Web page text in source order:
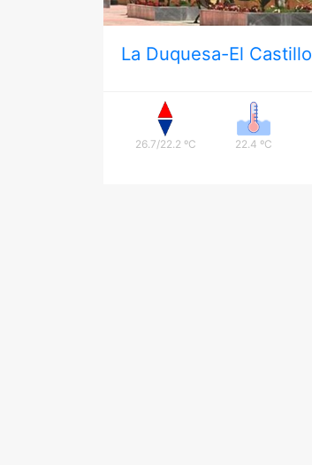
La Duquesa-El Castillo
26.7/22.2 ºC 22.4 ºC